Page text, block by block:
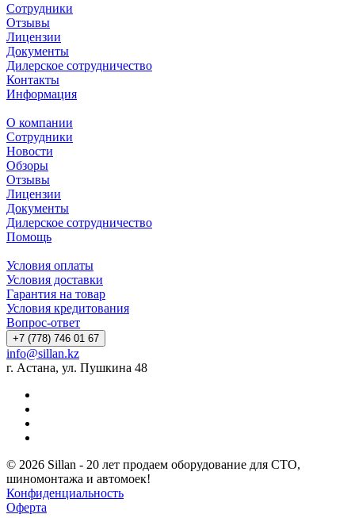
Сотрудники
Отзывы
Лицензии
Документы
Дилерское сотрудничество
Контакты
Информация
О компании
Сотрудники
Новости
Обзоры
Отзывы
Лицензии
Документы
Дилерское сотрудничество
Помощь
Условия оплаты
Условия доставки
Гарантия на товар
Условия кредитования
Вопрос-ответ
+7 (778) 746 01 67
info@sillan.kz
г. Астана, ул. Пушкина 48
© 2026 Sillan - 20 лет продаем оборудование для СТО,
шиномонтажа и автомоек!
Конфиденциальность
Оферта